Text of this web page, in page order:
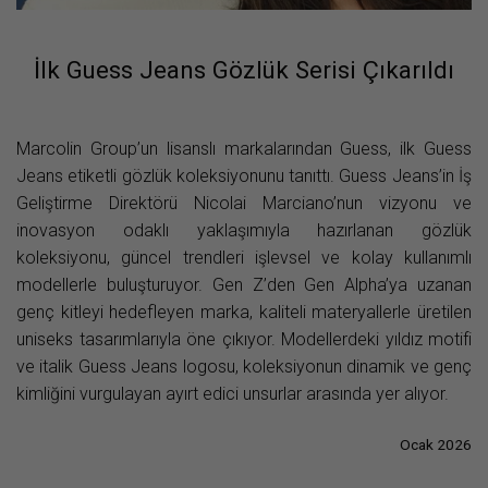
İlk Guess Jeans Gözlük Serisi Çıkarıldı
Marcolin Group’un lisanslı markalarından Guess, ilk Guess
Jeans etiketli gözlük koleksiyonunu tanıttı. Guess Jeans’in İş
Geliştirme Direktörü Nicolai Marciano’nun vizyonu ve
inovasyon odaklı yaklaşımıyla hazırlanan gözlük
koleksiyonu, güncel trendleri işlevsel ve kolay kullanımlı
modellerle buluşturuyor. Gen Z’den Gen Alpha’ya uzanan
genç kitleyi hedefleyen marka, kaliteli materyallerle üretilen
uniseks tasarımlarıyla öne çıkıyor. Modellerdeki yıldız motifi
ve italik Guess Jeans logosu, koleksiyonun dinamik ve genç
kimliğini vurgulayan ayırt edici unsurlar arasında yer alıyor.
Ocak 2026